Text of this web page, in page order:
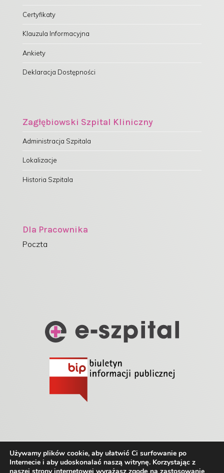
Certyfikaty
Klauzula Informacyjna
Ankiety
Deklaracja Dostępności
Zagłębiowski Szpital Kliniczny
Administracja Szpitala
Lokalizacje
Historia Szpitala
Dla Pracownika
Poczta
ZSK 2024 | realizacja profesjonalny marketing medyczny
strony internetowe.
Używamy plików cookie, aby ułatwić Ci surfowanie po
Internecie i aby udoskonalać naszą witrynę. Korzystając z